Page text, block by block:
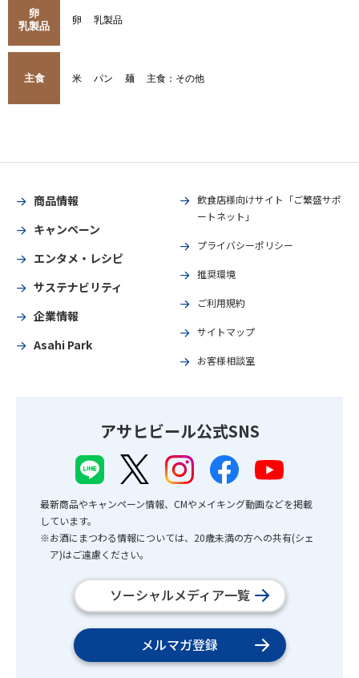
卵
乳製品
卵 乳製品
主食 米 パン 麺 主食：その他
商品情報
キャンペーン
エンタメ・レシピ
サステナビリティ
企業情報
Asahi Park
飲食店様向けサイト「ご繁盛サポ
ートネット」
プライバシーポリシー
推奨環境
ご利用規約
サイトマップ
お客様相談室
アサヒビール公式SNS
最新商品やキャンペーン情報、CMやメイキング動画などを掲載
しています。
※お酒にまつわる情報については、20歳未満の方への共有(シェ
ア)はご遠慮ください。
ソーシャルメディア一覧
メルマガ登録